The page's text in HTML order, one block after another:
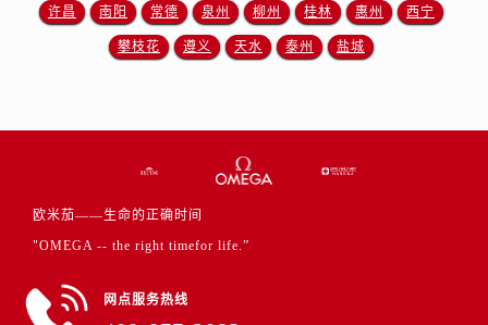
福建省福州市晋安区竹屿路6号东二环泰禾广场2号楼5层509室欧米茄售后服务中心（需提前预约）
许昌 南阳 常德 泉州 柳州 桂林 惠州 西宁
攀枝花 遵义 天水 泰州 盐城
欧米茄——生命的正确时间
"OMEGA -- the right timefor life.”
网点服务热线